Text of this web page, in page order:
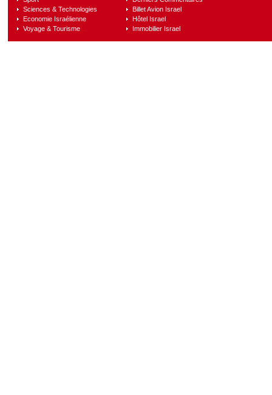
Sciences & Technologies
Economie Israélienne
Voyage & Tourisme
Billet Avion Israel
Hôtel Israel
Immobilier Israel